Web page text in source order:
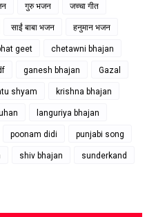
गुरु भजन जच्चा गीत
साईं बाबा भजन हनुमान भजन
geet chetawni bhajan
ganesh bhajan Gazal
shyam krishna bhajan
languriya bhajan
poonam didi punjabi song
shiv bhajan sunderkand